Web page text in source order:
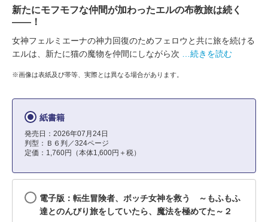
新たにモフモフな仲間が加わったエルの布教旅は続く
――！
女神フェルミエーナの神力回復のためフェロウと共に旅を続ける
エルは、新たに猫の魔物を仲間にしながら次
…続きを読む
※画像は表紙及び帯等、実際とは異なる場合があります。
紙書籍
発売日：2026年07月24日
判型：Ｂ６判／324ページ
定価：1,760円（本体1,600円＋税）
電子版：転生冒険者、ボッチ女神を救う ～もふもふ
達とのんびり旅をしていたら、魔法を極めてた～２